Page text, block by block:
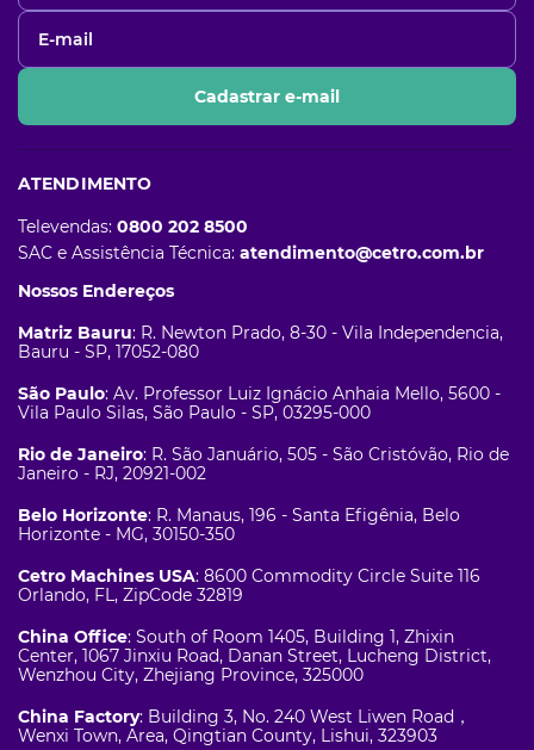
Cadastrar e-mail
ATENDIMENTO
Televendas: 0800 202 8500
SAC e Assistência Técnica: atendimento@cetro.com.br
Nossos Endereços
Matriz Bauru: R. Newton Prado, 8-30 - Vila Independencia,
Bauru - SP, 17052-080
São Paulo: Av. Professor Luiz Ignácio Anhaia Mello, 5600 -
Vila Paulo Silas, São Paulo - SP, 03295-000
Rio de Janeiro: R. São Januário, 505 - São Cristóvão, Rio de
Janeiro - RJ, 20921-002
Belo Horizonte: R. Manaus, 196 - Santa Efigênia, Belo
Horizonte - MG, 30150-350
Cetro Machines USA: 8600 Commodity Circle Suite 116
Orlando, FL, ZipCode 32819
China Office: South of Room 1405, Building 1, Zhixin
Center, 1067 Jinxiu Road, Danan Street, Lucheng District,
Wenzhou City, Zhejiang Province, 325000
China Factory: Building 3, No. 240 West Liwen Road，
Wenxi Town, Area, Qingtian County, Lishui, 323903